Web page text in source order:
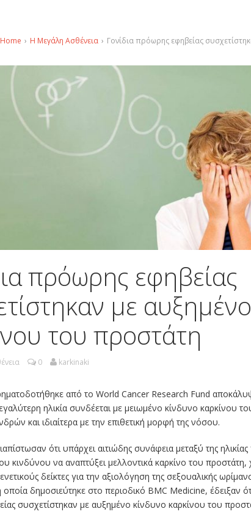
Home › Η Μεγάλη Ασθένεια › Γονίδια πρόωρης εφηβείας
πρόωρης εφηβείας
με
του προστάτη
0 karkinaki
από το World Cancer Research Fund
ηλικία συνδέεται με μειωμένο κίνδυνο καρκίνου
και ιδιαίτερα με την επιθετική μορφή της νόσου.
ότι υπάρχει αιτιώδης συνάφεια μεταξύ της
κινδύνου να αναπτύξει μελλοντικά καρκίνο του προστάτη,
δείκτες για την αξιολόγηση της σεξουαλικής
οποία δημοσιεύτηκε στο περιοδικό BMC Medicine, έδειξαν
συσχετίστηκαν με αυξημένο κίνδυνο καρκίνου του